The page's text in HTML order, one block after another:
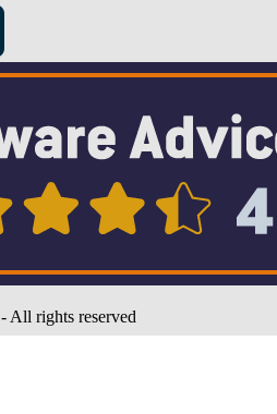
- All rights reserved